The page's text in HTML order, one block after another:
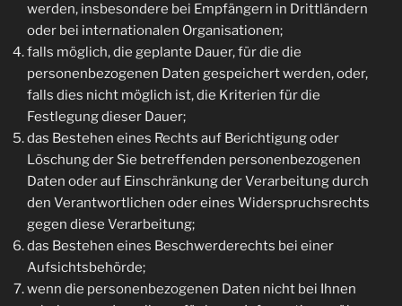
werden, insbesondere bei Empfängern in Drittländern
oder bei internationalen Organisationen;
falls möglich, die geplante Dauer, für die die
personenbezogenen Daten gespeichert werden, oder,
falls dies nicht möglich ist, die Kriterien für die
Festlegung dieser Dauer;
das Bestehen eines Rechts auf Berichtigung oder
Löschung der Sie betreffenden personenbezogenen
Daten oder auf Einschränkung der Verarbeitung durch
den Verantwortlichen oder eines Widerspruchsrechts
gegen diese Verarbeitung;
das Bestehen eines Beschwerderechts bei einer
Aufsichtsbehörde;
wenn die personenbezogenen Daten nicht bei Ihnen